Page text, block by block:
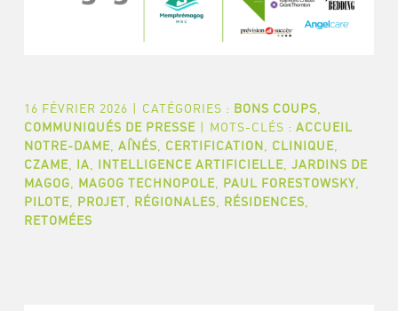
16 FÉVRIER 2026 | CATÉGORIES : BONS COUPS,
COMMUNIQUÉS DE PRESSE | MOTS-CLÉS : ACCUEIL
NOTRE-DAME, AÎNÉS, CERTIFICATION, CLINIQUE,
CZAME, IA, INTELLIGENCE ARTIFICIELLE, JARDINS DE
MAGOG, MAGOG TECHNOPOLE, PAUL FORESTOWSKY,
PILOTE, PROJET, RÉGIONALES, RÉSIDENCES,
RETOMÉES